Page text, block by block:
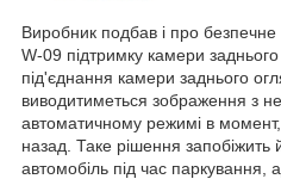
Виробник подбав і про
W-09 підтримку камери
під'єднання камери заднього
виводитиметься зображення з
автоматичному режимі в
назад. Таке рішення запобіжить
автомобіль під час паркування,